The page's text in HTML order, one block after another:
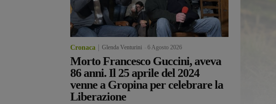
Cronaca Glenda Venturini 6 Agosto 2026
Morto Francesco Guccini, aveva
86 anni. Il 25 aprile del 2024
venne a Gropina per celebrare la
Liberazione